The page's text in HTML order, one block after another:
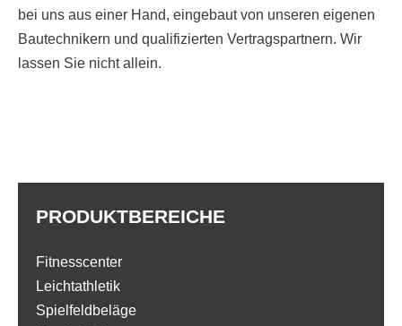
bei uns aus einer Hand, eingebaut von unseren eigenen
Bautechnikern und qualifizierten Vertragspartnern. Wir
lassen Sie nicht allein.
PRODUKTBEREICHE
Fitnesscenter
Leichtathletik
Spielfeldbeläge